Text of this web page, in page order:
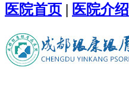
医院首页 | 医院介绍